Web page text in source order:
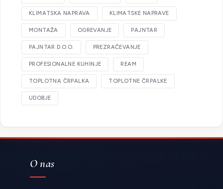
KLIMATSKA NAPRAVA KLIMATSKE NAPRAVE
MONTAŽA OGREVANJE PAJNTAR
PAJNTAR D.O.O. PREZRAČEVANJE
PROFESIONALNE KUHINJE REAM
TOPLOTNA ČRPALKA TOPLOTNE ČRPALKE
UDOBJE
O nas